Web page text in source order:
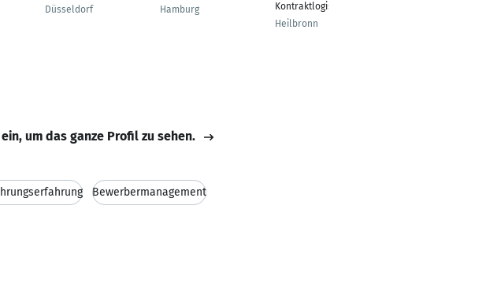
Düsseldorf
Hamburg
Kontraktlogistik
Heilbronn
um das ganze Profil zu sehen.
Bewerbermanagement